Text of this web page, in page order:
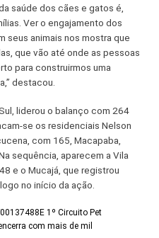
saúde dos cães e gatos é,
Ver o engajamento dos
seus animais nos mostra que
que vão até onde as pessoas
para construirmos uma
destacou.
liderou o balanço com 264
se os residenciais Nelson
com 165, Macapaba,
sequência, aparecem a Vila
e o Mucajá, que registrou
no início da ação.